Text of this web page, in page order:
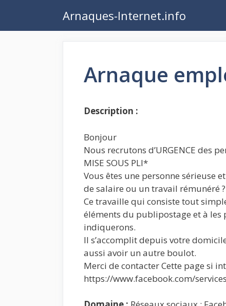
contenu
Arnaques-Internet.info
Arnaque
Description :
Bonjour
Nous recrutons d’URGENCE des
MISE SOUS PLI*
Vous êtes une personne sérieuse
de salaire ou un travail rémunéré ?
Ce travaille qui consiste tout
éléments du publipostage et à les
indiquerons.
Il s’accomplit depuis votre
aussi avoir un autre boulot.
Merci de contacter Cette page si
https://www.facebook.com/